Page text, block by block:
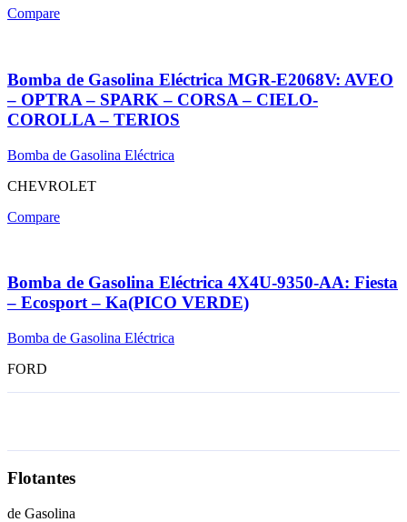
Compare
Bomba de Gasolina Eléctrica MGR-E2068V: AVEO
– OPTRA – SPARK – CORSA – CIELO-
COROLLA – TERIOS
Bomba de Gasolina Eléctrica
CHEVROLET
Compare
Bomba de Gasolina Eléctrica 4X4U-9350-AA: Fiesta
– Ecosport – Ka(PICO VERDE)
Bomba de Gasolina Eléctrica
FORD
Flotantes
de Gasolina